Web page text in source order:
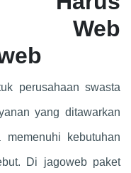
Web
perusahaan swasta
yang ditawarkan
kebutuhan
Di jagoweb paket